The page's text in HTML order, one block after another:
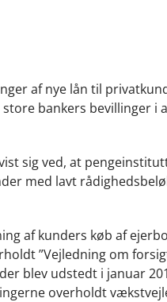
af nye lån til
bankers bevillinger i
sig ved, at
med lavt
af kunders køb af
”Vejledning om
blev udstedt i januar
overholdt